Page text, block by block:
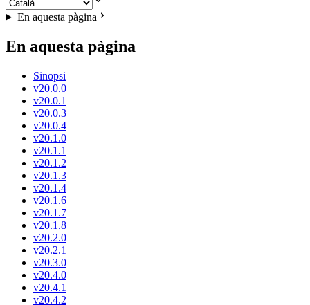
En aquesta pàgina
En aquesta pàgina
Sinopsi
v20.0.0
v20.0.1
v20.0.3
v20.0.4
v20.1.0
v20.1.1
v20.1.2
v20.1.3
v20.1.4
v20.1.6
v20.1.7
v20.1.8
v20.2.0
v20.2.1
v20.3.0
v20.4.0
v20.4.1
v20.4.2